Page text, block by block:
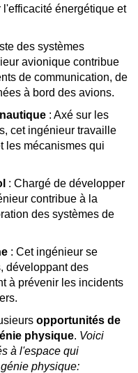
énergétique et
des systèmes
avionique contribue
de communication, de
à bord des avions.
: Axé sur les
cet ingénieur travaille
les mécanismes qui
: Chargé de développer
contribue à la
des systèmes de
: Cet ingénieur se
développant des
à prévenir les incidents
opportunités de
physique. Voici
à l'espace qui
physique: